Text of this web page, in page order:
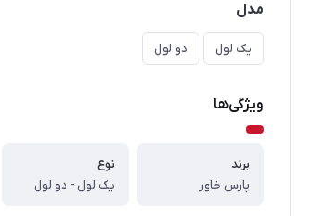
مدل
یک لول دو لول
ویژگی‌ها
برند
پارس خاور
نوع
یک لول - دو لول